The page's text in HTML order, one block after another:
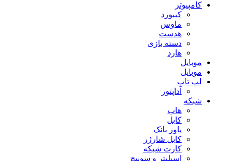
کامپیوتر
کیبورد
ماوس
هدست
دسته بازی
هارد
موبایل
موبایل
لپ تاپ
آداپتور
شبکه
هاب
کابل
پاور بانک
کابل شارژر
کارت شبکه
اسپلیتر و سوییچ